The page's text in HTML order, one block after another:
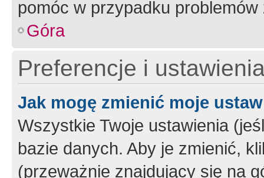
pomóc w przypadku
Góra
Preferencje i
Jak mogę zmienić moje
Wszystkie Twoje ustawienia
bazie danych. Aby je zmienić,
(przeważnie znajdujący się na